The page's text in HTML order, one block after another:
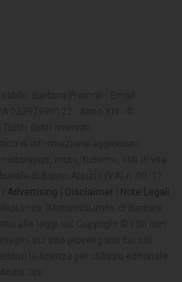
Advertising Disclaimer
Note Legali